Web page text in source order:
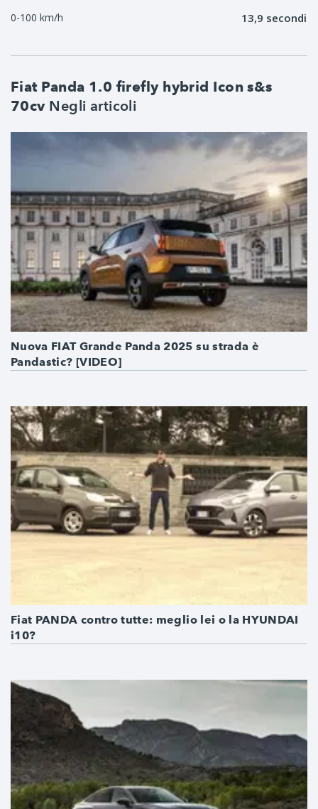
0-100 km/h 13,9 secondi
Fiat Panda 1.0 firefly hybrid Icon s&s
70cv Negli articoli
Nuova FIAT Grande Panda 2025 su strada è
Pandastic? [VIDEO]
Fiat PANDA contro tutte: meglio lei o la HYUNDAI
i10?